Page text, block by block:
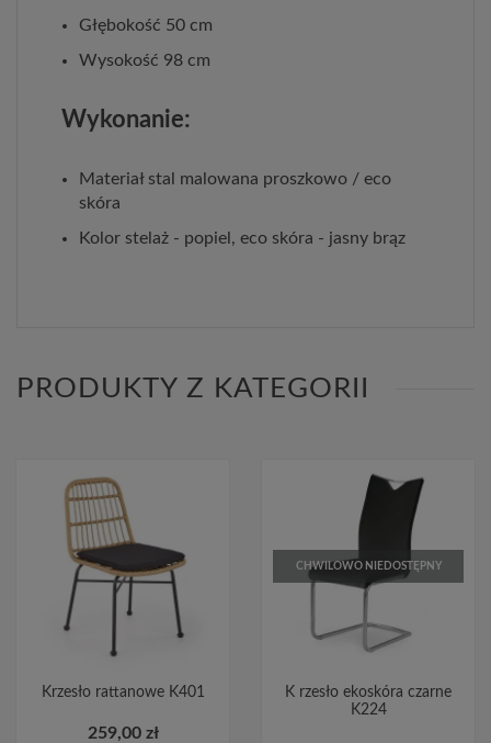
Głębokość 50 cm
Wysokość 98 cm
Wykonanie:
Materiał stal malowana proszkowo / eco
skóra
Kolor stelaż - popiel, eco skóra - jasny brąz
PRODUKTY Z KATEGORII
Krzesło rattanowe K401
259,00 zł
CHWILOWO NIEDOSTĘPNY
K rzesło ekoskóra czarne
K224